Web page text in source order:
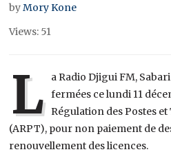
byMory Kone
Views: 51
L a Radio Djigui FM,
fermées ce lundi 11
Régulation des Postes
(ARPT), pour non paiement de
renouvellement des licences.